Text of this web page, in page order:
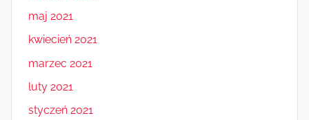
maj 2021
kwiecień 2021
marzec 2021
luty 2021
styczeń 2021